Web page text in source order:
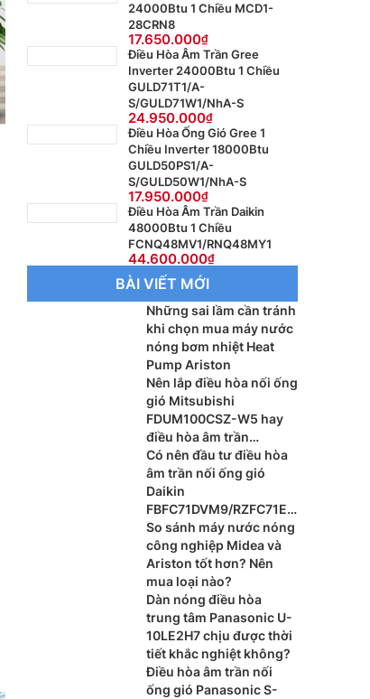
24000Btu 1 Chiều MCD1-
28CRN8
17.650.000
Điều Hòa Âm Trần Gree
Inverter 24000Btu 1 Chiều
GULD71T1/A-
S/GULD71W1/NhA-S
24.950.000
Điều Hòa Ống Gió Gree 1
Chiều Inverter 18000Btu
GULD50PS1/A-
S/GULD50W1/NhA-S
17.950.000
Điều Hòa Âm Trần Daikin
48000Btu 1 Chiều
FCNQ48MV1/RNQ48MY1
44.600.000
BÀI VIẾT MỚI
Những sai lầm cần tránh
khi chọn mua máy nước
nóng bơm nhiệt Heat
Pump Ariston
Nên lắp điều hòa nối ống
gió Mitsubishi
FDUM100CSZ-W5 hay
điều hòa âm trần
Mitsubishi FDT100CNZ-
W5 cho phòng khách?
Có nên đầu tư điều hòa
âm trần nối ống gió
Daikin
FBFC71DVM9/RZFC71EV
M cho xu hướng nội thất
cao cấp?
So sánh máy nước nóng
công nghiệp Midea và
Ariston tốt hơn? Nên
mua loại nào?
Dàn nóng điều hòa
trung tâm Panasonic U-
10LE2H7 chịu được thời
tiết khắc nghiệt không?
Điều hòa âm trần nối
ống gió Panasonic S-